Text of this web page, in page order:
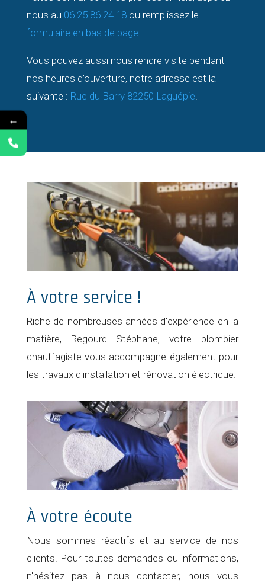
nous au 06 25 86 24 18ou remplissez le
formulaire en bas de page.
Vous pouvez aussi nous rendre visite pendant
nos heures d’ouverture, notre adresse est la
suivante : Rue du Barry 82250 Laguépie.
À votre service !
Riche de nombreuses années d'expérience en la
matière, Regourd Stéphane, votre plombier
chauffagiste vous accompagne également pour
les travaux d'installation et rénovation électrique.
À votre écoute
Nous sommes réactifs et au service de nos
clients. Pour toutes demandes ou informations,
n'hésitez pas à nous contacter, nous vous
←